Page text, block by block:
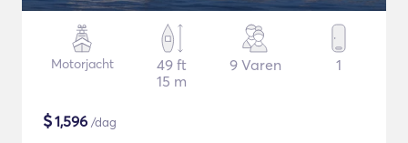
Motorjacht
49 ft
15 m
9 Varen 1
$1,596 /dag